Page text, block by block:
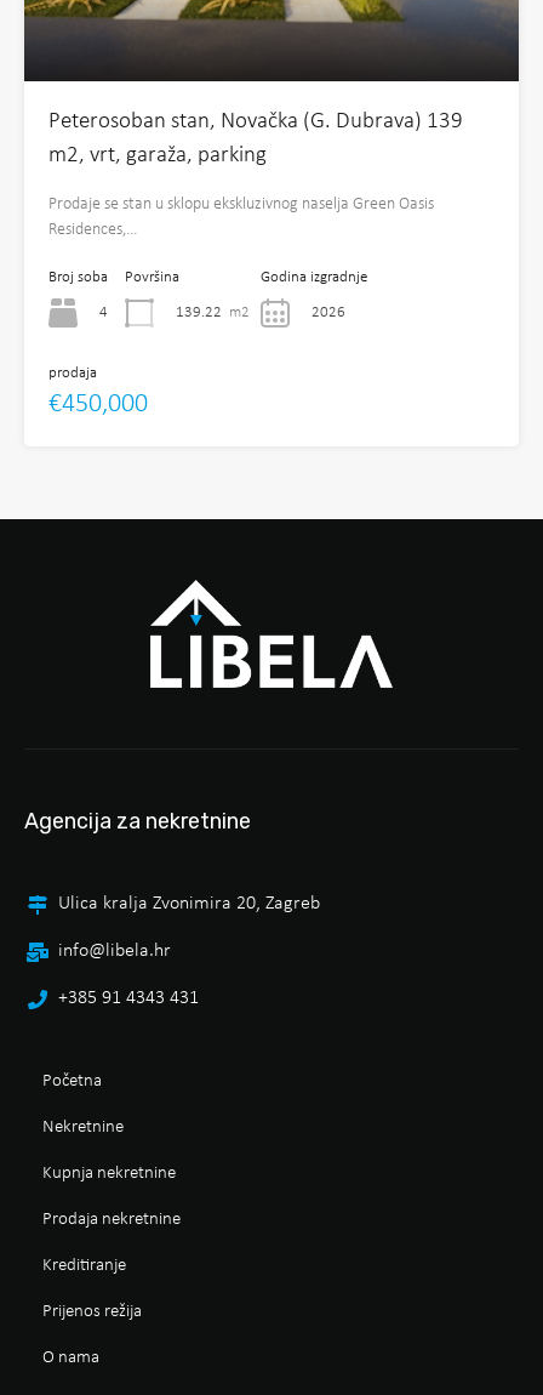
Peterosoban stan, Novačka (G. Dubrava) 139
m2, vrt, garaža, parking
Prodaje se stan u sklopu ekskluzivnog naselja Green Oasis
Residences,…
Broj soba
4
Površina
139.22 m2
Godina izgradnje
2026
prodaja
€450,000
Agencija za nekretnine
Ulica kralja Zvonimira 20, Zagreb
info@libela.hr
+385 91 4343 431
Početna
Nekretnine
Kupnja nekretnine
Prodaja nekretnine
Kreditiranje
Prijenos režija
O nama